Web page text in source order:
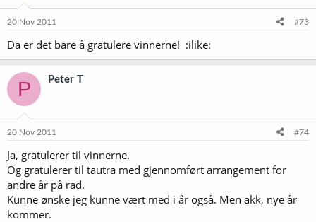
20 Nov 2011 #73
Da er det bare å gratulere vinnerne! :ilike:
P Peter T
20 Nov 2011 #74
Ja, gratulerer til vinnerne.
Og gratulerer til tautra med gjennomført arrangement for
andre år på rad.
Kunne ønske jeg kunne vært med i år også. Men akk, nye år
kommer.